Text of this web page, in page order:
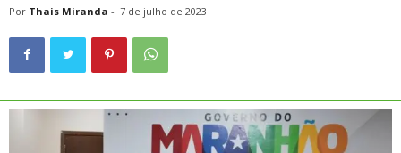
Por Thais Miranda - 7 de julho de 2023